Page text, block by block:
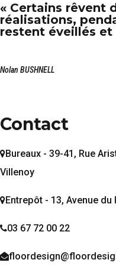
« Certains rêvent
réalisations,
restent éveillés et
Nolan BUSHNELL
Contact
Bureaux - 39-41, Rue
Villenoy
Entrepôt - 13, Avenue
03 67 72 00 22